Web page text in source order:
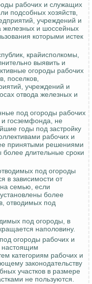
рабочих и служащих
подсобных хозяйств,
учреждений и
железных и шоссейных
которыми истек
крайисполкомы,
выявить и
огороды рабочих
поселков,
учреждений и
отвода железных и
под огороды рабочих
госземфонда, не
годы под застройку
рабочих и
принятыми решениями
длительные сроки
под огороды
в зависимости от
семью, если
более
отводимых под
под огороды, в
наполовину.
огороды рабочих и
настоящим
категориям рабочих и
законодательству
участков в размере
не пользуются.